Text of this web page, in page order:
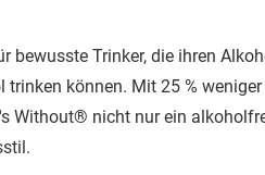
bewusste Trinker, die ihren
trinken können. Mit 25 %
Without® nicht nur ein